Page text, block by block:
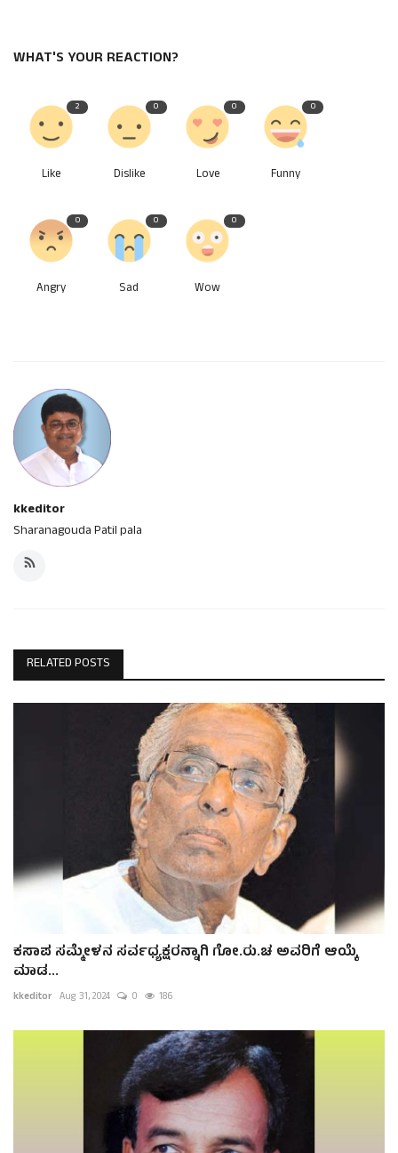
WHAT'S YOUR REACTION?
2
Like
0
Dislike
0
Love
0
Funny
0
Angry
0
Sad
0
Wow
kkeditor
Sharanagouda Patil pala
RELATED POSTS
ಕಸಾಪ ಸಮ್ಮೇಳನ ಸರ್ವಧ್ಯಕ್ಷರನ್ನಾಗಿ ಗೋ.ರು.ಚ ಅವರಿಗೆ ಆಯ್ಕೆ
ಮಾಡ...
kkeditor Aug 31, 2024 0 186